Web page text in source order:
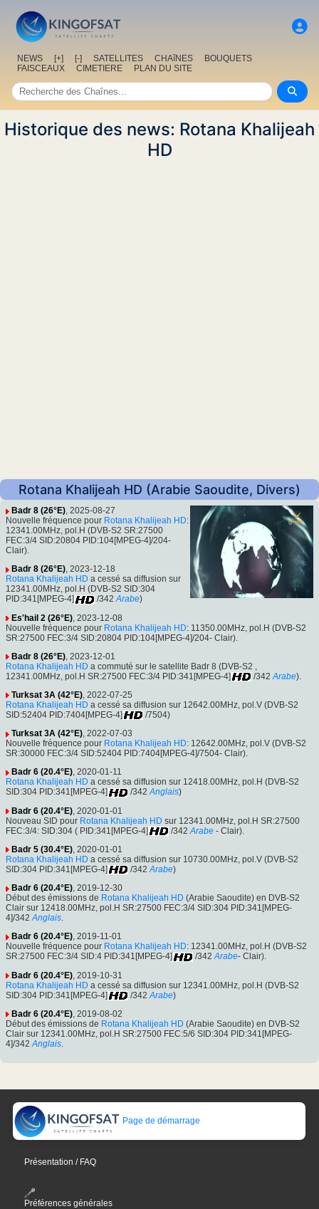
NEWS [+] [-] SATELLITES CHAîNES
BOUQUETS
FAISCEAUX
CIMETIERE PLAN DU SITE
Historique des news: Rotana Khalijeah
HD
Rotana Khalijeah HD (Arabie Saoudite, Divers)
Badr 8 (26°E), 2025-08-27
Nouvelle fréquence pour Rotana Khalijeah HD:
12341.00MHz, pol.H (DVB-S2 SR:27500
FEC:3/4 SID:20804 PID:104[MPEG-4]/204-
Clair).
Badr 8 (26°E), 2023-12-18
Rotana Khalijeah HD a cessé sa diffusion sur
12341.00MHz, pol.H (DVB-S2 SID:304
PID:341[MPEG-4]
/342 Arabe)
Es'hail 2 (26°E) , 2023-12-08
Nouvelle fréquence pour Rotana Khalijeah HD: 11350.00MHz, pol.H (DVB-S2
SR:27500 FEC:3/4 SID:20804 PID:104[MPEG-4]/204- Clair).
Badr 8 (26°E) , 2023-12-01
Rotana Khalijeah HD a commuté sur le satellite Badr 8 (DVB-S2 ,
12341.00MHz, pol.H SR:27500 FEC:3/4 PID:341[MPEG-4]
/342 Arabe).
Turksat 3A (42°E), 2022-07-25
Rotana Khalijeah HD a cessé sa diffusion sur 12642.00MHz, pol.V (DVB-S2
SID:52404 PID:7404[MPEG-4]
/7504)
Turksat 3A (42°E), 2022-07-03
Nouvelle fréquence pour Rotana Khalijeah HD: 12642.00MHz, pol.V (DVB-S2
SR:30000 FEC:3/4 SID:52404 PID:7404[MPEG-4]/7504- Clair).
Badr 6 (20.4°E), 2020-01-11
Rotana Khalijeah HD a cessé sa diffusion sur 12418.00MHz, pol.H (DVB-S2
SID:304 PID:341[MPEG-4]
/342 Anglais)
Badr 6 (20.4°E) , 2020-01-01
Nouveau SID pour Rotana Khalijeah HD sur 12341.00MHz, pol.H SR:27500
FEC:3/4: SID:304 ( PID:341[MPEG-4]
/342 Arabe - Clair).
Badr 5 (30.4°E), 2020-01-01
Rotana Khalijeah HD a cessé sa diffusion sur 10730.00MHz, pol.V (DVB-S2
SID:304 PID:341[MPEG-4]
/342 Arabe)
Badr 6 (20.4°E), 2019-12-30
Début des émissions de Rotana Khalijeah HD (Arabie Saoudite) en DVB-S2
Clair sur 12418.00MHz, pol.H SR:27500 FEC:3/4 SID:304 PID:341[MPEG-
4]/342 Anglais.
Badr 6 (20.4°E), 2019-11-01
Nouvelle fréquence pour Rotana Khalijeah HD: 12341.00MHz, pol.H (DVB-S2
SR:27500 FEC:3/4 SID:4 PID:341[MPEG-4]
/342 Arabe- Clair).
Badr 6 (20.4°E) , 2019-10-31
Rotana Khalijeah HD a cessé sa diffusion sur 12341.00MHz, pol.H (DVB-S2
SID:304 PID:341[MPEG-4]
/342 Arabe)
Badr 6 (20.4°E), 2019-08-02
Début des émissions de Rotana Khalijeah HD (Arabie Saoudite) en DVB-S2
Clair sur 12341.00MHz, pol.H SR:27500 FEC:5/6 SID:304 PID:341[MPEG-
4]/342 Anglais.
Page de démarrage
Présentation / FAQ
Préférences générales